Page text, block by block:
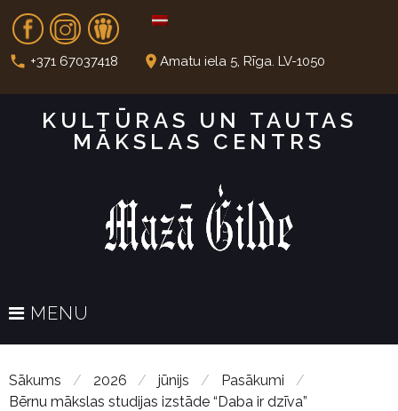
t
Fb In Dr
call +371 67037418 place Amatu iela 5, Rīga. LV-1050
KULTŪRAS UN TAUTAS
MĀKSLAS CENTRS
MENU
Sākums / 2026 / jūnijs / Pasākumi
/
Bērnu mākslas studijas izstāde “Daba ir dzīva”